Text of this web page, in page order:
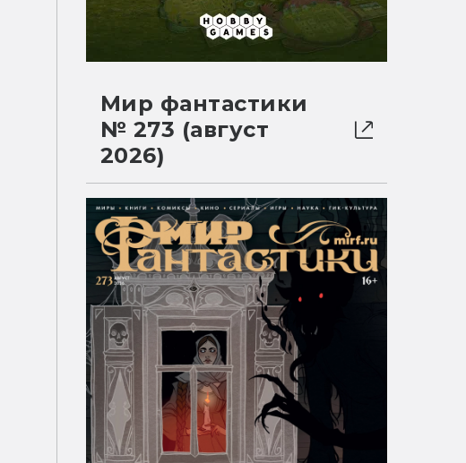
Мир фантастики
№ 273 (август
2026)